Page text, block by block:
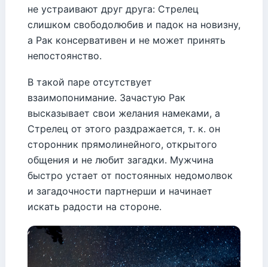
не устраивают друг друга: Стрелец
слишком свободолюбив и падок на новизну,
а Рак консервативен и не может принять
непостоянство.
В такой паре отсутствует
взаимопонимание. Зачастую Рак
высказывает свои желания намеками, а
Стрелец от этого раздражается, т. к. он
сторонник прямолинейного, открытого
общения и не любит загадки. Мужчина
быстро устает от постоянных недомолвок
и загадочности партнерши и начинает
искать радости на стороне.